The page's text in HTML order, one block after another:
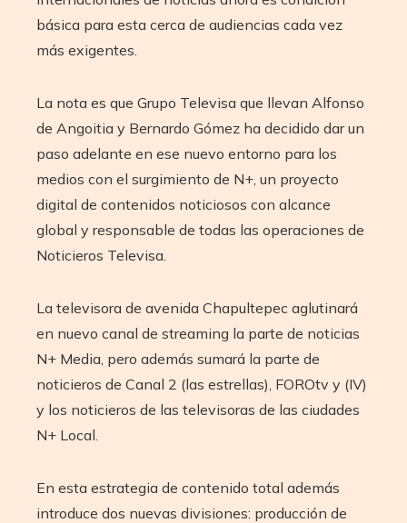
básica para esta cerca de audiencias cada vez
más exigentes.
La nota es que Grupo Televisa que llevan Alfonso
de Angoitia y Bernardo Gómez ha decidido dar un
paso adelante en ese nuevo entorno para los
medios con el surgimiento de N+, un proyecto
digital de contenidos noticiosos con alcance
global y responsable de todas las operaciones de
Noticieros Televisa.
La televisora de avenida Chapultepec aglutinará
en nuevo canal de streaming la parte de noticias
N+ Media, pero además sumará la parte de
noticieros de Canal 2 (las estrellas), FOROtv y (IV)
y los noticieros de las televisoras de las ciudades
N+ Local.
En esta estrategia de contenido total además
introduce dos nuevas divisiones: producción de